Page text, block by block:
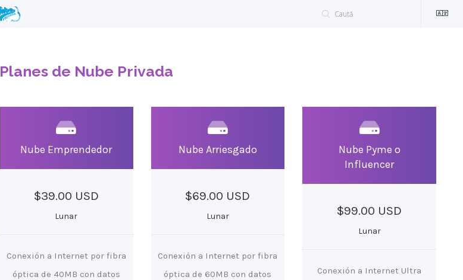
Planes de Nube Privada
Nube Emprendedor
$39.00 USD
Lunar
Conexión a Internet por fibra
óptica de 40MB con datos
Nube Arriesgado
$69.00 USD
Lunar
Conexión a Internet por fibra
óptica de 60MB con datos
Nube Pyme o
Influencer
$99.00 USD
Lunar
Conexión a Internet Ultra